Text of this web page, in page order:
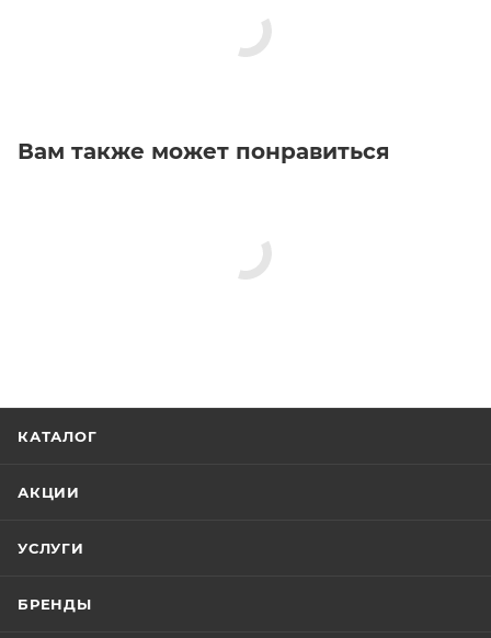
Вам также может понравиться
КАТАЛОГ
АКЦИИ
УСЛУГИ
БРЕНДЫ